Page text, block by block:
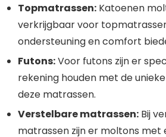
Topmatrassen: Katoenen
verkrijgbaar voor
ondersteuning en comfort
Futons:Voor futons zijn er
rekening houden met de
deze matrassen.
Verstelbare matrassen: Bij
matrassen zijn er moltons met